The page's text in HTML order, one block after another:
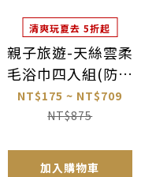
清爽玩夏去 5折起
親子旅遊-天絲雲柔
毛浴巾四入組(防水
束口袋裝)_妙妙熊
NT$175 ~ NT$709
NT$875
加入購物車